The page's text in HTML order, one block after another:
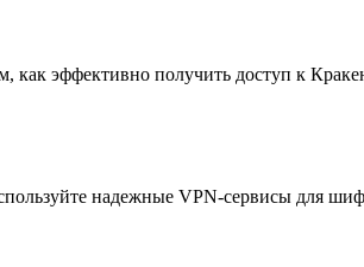
эффективно получить доступ к
надежные VPN-сервисы для